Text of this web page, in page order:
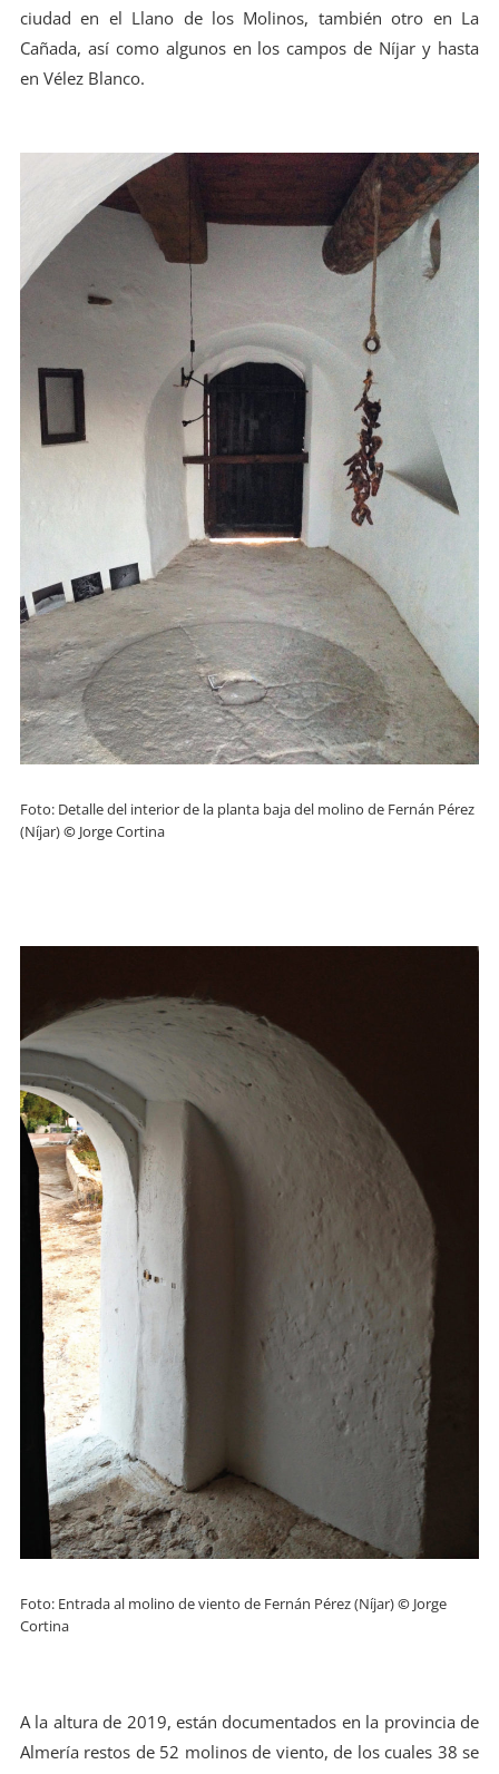
ciudad en el Llano de los Molinos, también otro en La
Cañada, así como algunos en los campos de Níjar y hasta
en Vélez Blanco.
Foto: Detalle del interior de la planta baja del molino de Fernán Pérez
(Níjar)©Jorge Cortina
Foto: Entrada al molino de viento de Fernán Pérez (Níjar)©Jorge
Cortina
A la altura de 2019, están documentados en la provincia de
Almería restos de 52 molinos de viento, de los cuales 38 se